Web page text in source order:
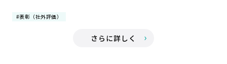
#表彰（社外評価）
さらに詳しく